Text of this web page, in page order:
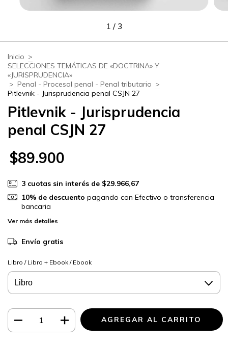
1 / 3
Inicio >
SELECCIONES TEMÁTICAS DE «DOCTRINA» Y
«JURISPRUDENCIA»
> Penal - Procesal penal - Penal tributario >
Pitlevnik - Jurisprudencia penal CSJN 27
Pitlevnik - Jurisprudencia
penal CSJN 27
$89.900
3 cuotas sin interés de $29.966,67
10% de descuento pagando con Efectivo o transferencia
bancaria
Ver más detalles
Envío gratis
Libro / Libro + Ebook / Ebook